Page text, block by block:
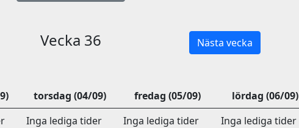
Vecka 36 Nästa vecka
torsdag (04/09) fredag (05/09) lördag (06/09)
Inga lediga tider Inga lediga tider Inga lediga tider